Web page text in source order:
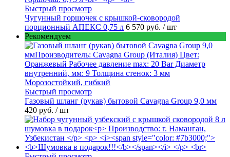
Быстрый просмотр
Чугунный горшочек с крышкой-сковородой
порционный АПЕКС 0,75 л 6 570 руб. / шт
Рекомендуем
Быстрый просмотр
Газовый шланг (рукав) бытовой Cavagna Group 9,0 мм
420 руб. / шт